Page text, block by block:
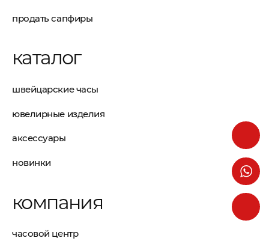
продать сапфиры
каталог
швейцарские часы
ювелирные изделия
аксессуары
новинки
компания
часовой центр